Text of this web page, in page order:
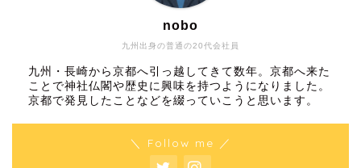
九州出身の普通の20代会社員
nobo
九州・長崎から京都へ引っ越してきて数年。京都へ来た
ことで神社仏閣や歴史に興味を持つようになりました。
京都で発見したことなどを綴っていこうと思います。
＼ Follow me ／